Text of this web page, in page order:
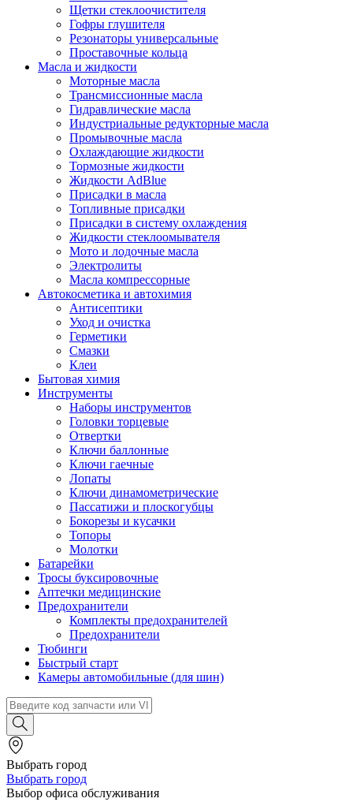
Щетки стеклоочистителя
Гофры глушителя
Резонаторы универсальные
Проставочные кольца
Масла и жидкости
Моторные масла
Трансмиссионные масла
Гидравлические масла
Индустриальные редукторные масла
Промывочные масла
Охлаждающие жидкости
Тормозные жидкости
Жидкости AdBlue
Присадки в масла
Топливные присадки
Присадки в систему охлаждения
Жидкости стеклоомывателя
Мото и лодочные масла
Электролиты
Масла компрессорные
Автокосметика и автохимия
Антисептики
Уход и очистка
Герметики
Смазки
Клеи
Бытовая химия
Инструменты
Наборы инструментов
Головки торцевые
Отвертки
Ключи баллонные
Ключи гаечные
Лопаты
Ключи динамометрические
Пассатижи и плоскогубцы
Бокорезы и кусачки
Топоры
Молотки
Батарейки
Тросы буксировочные
Аптечки медицинские
Предохранители
Комплекты предохранителей
Предохранители
Тюбинги
Быстрый старт
Камеры автомобильные (для шин)
Выбрать город
Выбрать город
Выбор офиса обслуживания